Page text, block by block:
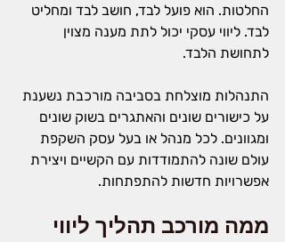
החלטות. הוא פועל לבד, חושב לבד ומחליט
לבד. ליווי עסקי יכול לתת מענה מצוין
לתחושת הלבד.
התנהלות מוצלחת בסביבה מורכבת נשענת
על כישורים שונים והאתגרים בשוק שונים
ומגוונים. לכל מנהל או בעל עסק השקפת
עולם שונה להתמודדות עם הקשיים ויצירת
אפשרויות חדשות להתפתחות.
ממה מורכב תהליך ליווי